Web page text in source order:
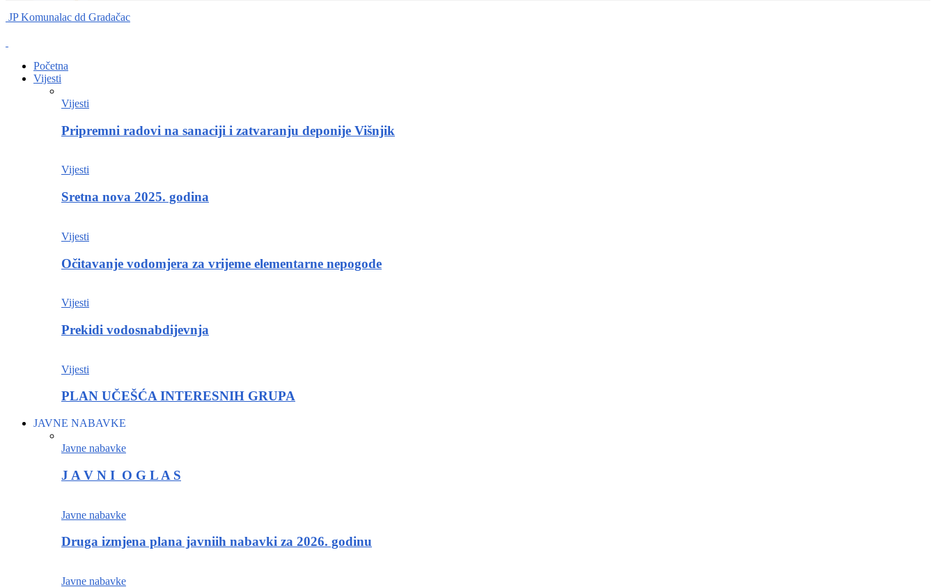
JP Komunalac dd Gradačac
Početna
Vijesti
Vijesti
Pripremni radovi na sanaciji i zatvaranju deponije Višnjik
Vijesti
Sretna nova 2025. godina
Vijesti
Očitavanje vodomjera za vrijeme elementarne nepogode
Vijesti
Prekidi vodosnabdijevnja
Vijesti
PLAN UČEŠĆA INTERESNIH GRUPA
JAVNE NABAVKE
Javne nabavke
J A V N I O G L A S
Javne nabavke
Druga izmjena plana javniih nabavki za 2026. godinu
Javne nabavke